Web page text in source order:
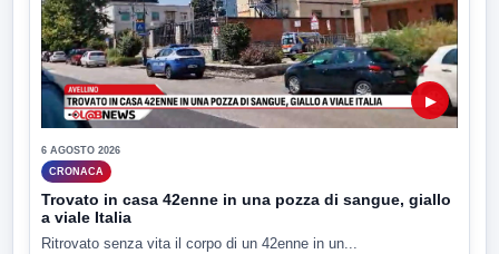
▶
6 AGOSTO 2026
CRONACA
Trovato in casa 42enne in una pozza di sangue, giallo
a viale Italia
Ritrovato senza vita il corpo di un 42enne in un...